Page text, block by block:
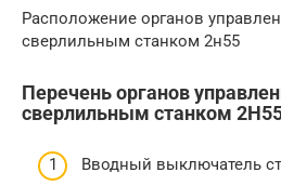
Расположение органов
сверлильным станком 2н55
Перечень органов
сверлильным станком
Вводный выключатель